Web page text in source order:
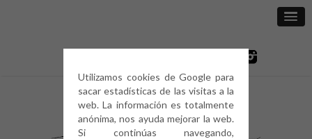
Utilizamos cookies de Google para
sacar estadísticas de las visitas a la
web. La información es totalmente
anónima, nos ayuda mejorar la web.
Si continúas navegando,